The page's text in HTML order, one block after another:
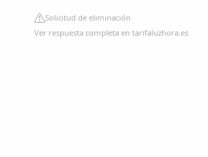
Solicitud de eliminación
Ver respuesta completa en tarifaluzhora.es